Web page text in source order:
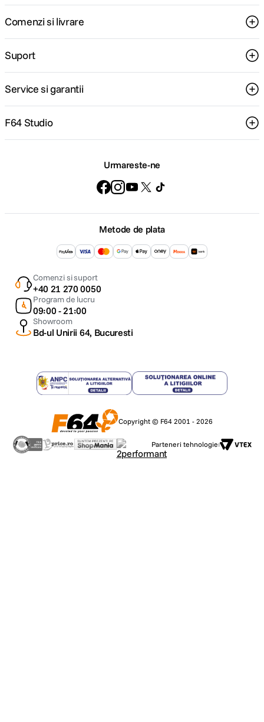
Comenzi si livrare
Suport
Service si garantii
F64 Studio
Urmareste-ne
Metode de plata
Comenzi si suport
+40 21 270 0050
Program de lucru
09:00 - 21:00
Showroom
Bd-ul Unirii 64, Bucuresti
Copyright © F64 2001 - 2026
Parteneri tehnologie: